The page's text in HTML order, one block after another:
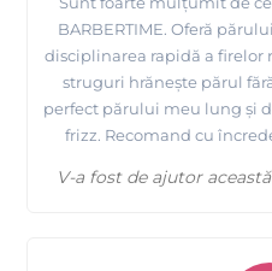
BARBERTIME. Oferă
disciplinarea rapidă a firelor
struguri hrănește părul
perfect părului meu lung și
frizz. Recomand cu
V-a fost de ajutor